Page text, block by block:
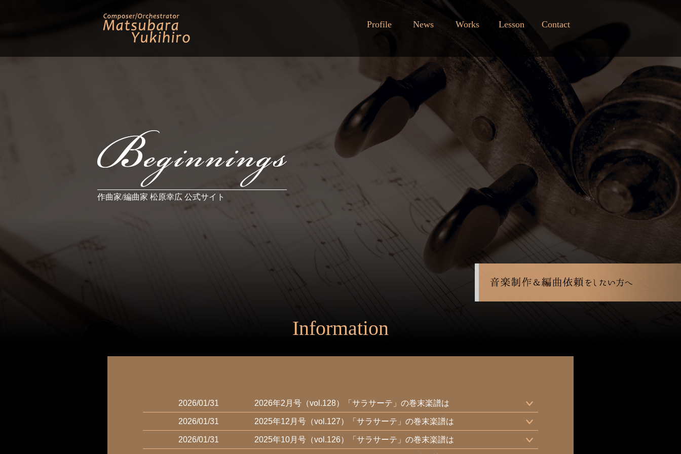
Profile News Works Lesson Contact
作曲家/編曲家 松原幸広 公式サイト
Information
2026/01/31 2026年2月号（vol.128）「サラサーテ」の巻末楽譜は
2026/01/31 2025年12月号（vol.127）「サラサーテ」の巻末楽譜は
2026/01/31 2025年10月号（vol.126）「サラサーテ」の巻末楽譜は